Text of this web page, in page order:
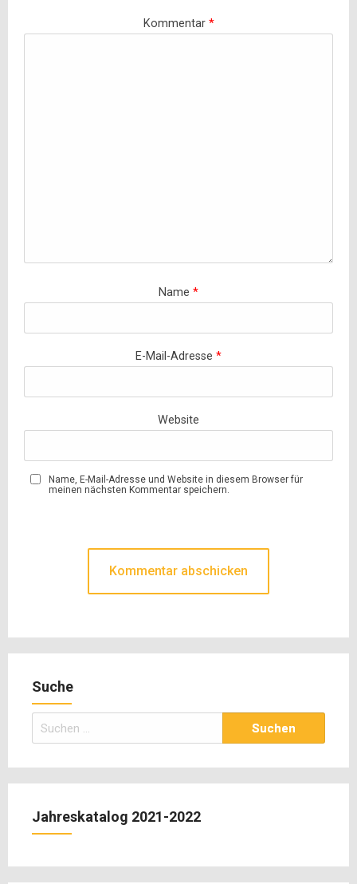
Kommentar *
Name *
E-Mail-Adresse *
Website
Name, E-Mail-Adresse und Website in diesem Browser für
meinen nächsten Kommentar speichern.
Suche
Suchen
nach:
Jahreskatalog 2021-2022